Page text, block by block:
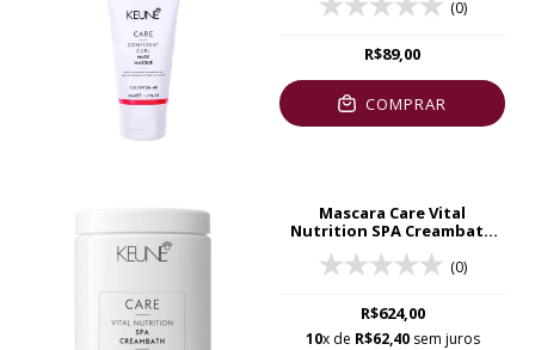
(0)
R$89,00
COMPRAR
Mascara Care Vital
Nutrition SPA Creambath
Keune 1l
(0)
R$624,00
10x de R$62,40sem juros